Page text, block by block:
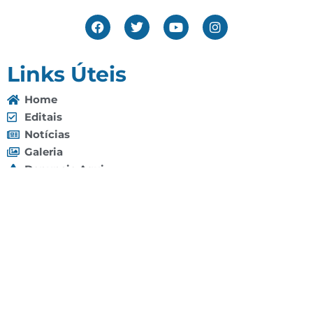
Links Úteis
Home
Editais
Notícias
Galeria
Denuncie Aqui